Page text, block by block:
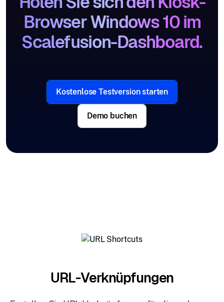
Browser Windows 10 im
Scalefusion-Dashboard.
Kostenlose Testversion starten
Demo buchen
URL-Verknüpfungen